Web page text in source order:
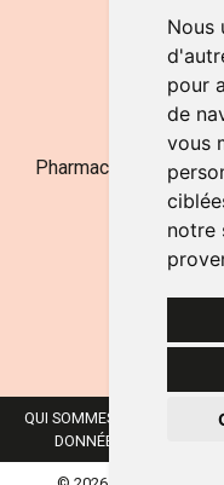
Nous
pour
de
vous
notre
Pharmacie Jufarma -
QUI SOMMES-NOUS ?
DONNÉES